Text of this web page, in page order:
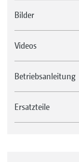
Bilder
Videos
Betriebsanleitung
Ersatzteile